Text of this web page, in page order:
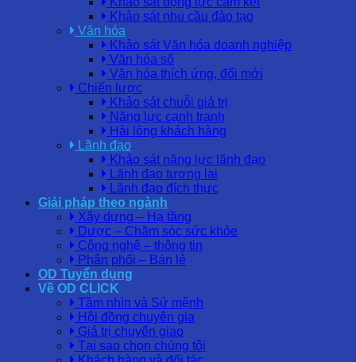
Khảo sát nhu cầu đào tạo
Văn hóa
Khảo sát Văn hóa doanh nghiệp
Văn hóa số
Văn hóa thích ứng, đổi mới
Chiến lược
Khảo sát chuỗi giá trị
Năng lực cạnh tranh
Hài lòng khách hàng
Lãnh đạo
Khảo sát năng lực lãnh đạo
Lãnh đạo tương lai
Lãnh đạo đích thực
Giải pháp theo ngành
Xây dựng – Hạ tầng
Dược – Chăm sóc sức khỏe
Công nghệ – thông tin
Phân phối – Bán lẻ
OD Tuyển dụng
Về OD CLICK
Tầm nhìn và Sứ mệnh
Hội đồng chuyên gia
Giá trị chuyển giao
Tại sao chọn chúng tôi